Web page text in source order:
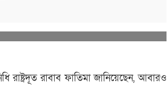
রাষ্ট্রদূত রাবাব ফাতিমা জানিয়েছেন, আবারও